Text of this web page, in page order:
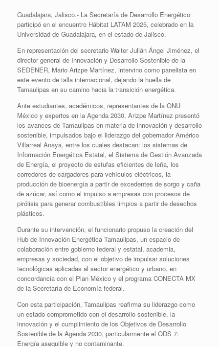
Guadalajara, Jalisco.- La Secretaría de Desarrollo Energético
participó en el encuentro Hábitat LATAM 2025, celebrado en la
Universidad de Guadalajara, en el estado de Jalisco.
En representación del secretario Walter Julián Ángel Jiménez, el
director general de Innovación y Desarrollo Sostenible de la
SEDENER, Mario Arizpe Martínez, intervino como panelista en
este evento de talla internacional, dejando la huella de
Tamaulipas en su camino hacia la transición energética.
Ante estudiantes, académicos, representantes de la ONU
México y expertos en la Agenda 2030, Arizpe Martínez presentó
los avances de Tamaulipas en materia de innovación y desarrollo
sostenible, impulsados bajo el liderazgo del gobernador Américo
Villarreal Anaya, entre los cuales destacan: los sistemas de
Información Energética Estatal, el Sistema de Gestión Avanzada
de Energía, el proyecto de estufas eficientes de leña, los
corredores de cargadores para vehículos eléctricos, la
producción de bioenergía a partir de excedentes de sorgo y caña
de azúcar, así como el impulso a empresas con procesos de
pirólisis para generar combustibles limpios a partir de desechos
plásticos.
Durante su intervención, el funcionario propuso la creación del
Hub de Innovación Energética Tamaulipas, un espacio de
colaboración entre gobierno federal y estatal, academia,
empresas y sociedad, con el objetivo de impulsar soluciones
tecnológicas aplicadas al sector energético y urbano, en
concordancia con el Plan México y el programa CONECTA MX
de la Secretaría de Economía federal.
Con esta participación, Tamaulipas reafirma su liderazgo como
un estado comprometido con el desarrollo sostenible, la
innovación y el cumplimiento de los Objetivos de Desarrollo
Sostenible de la Agenda 2030, particularmente el ODS 7:
Energía asequible y no contaminante.